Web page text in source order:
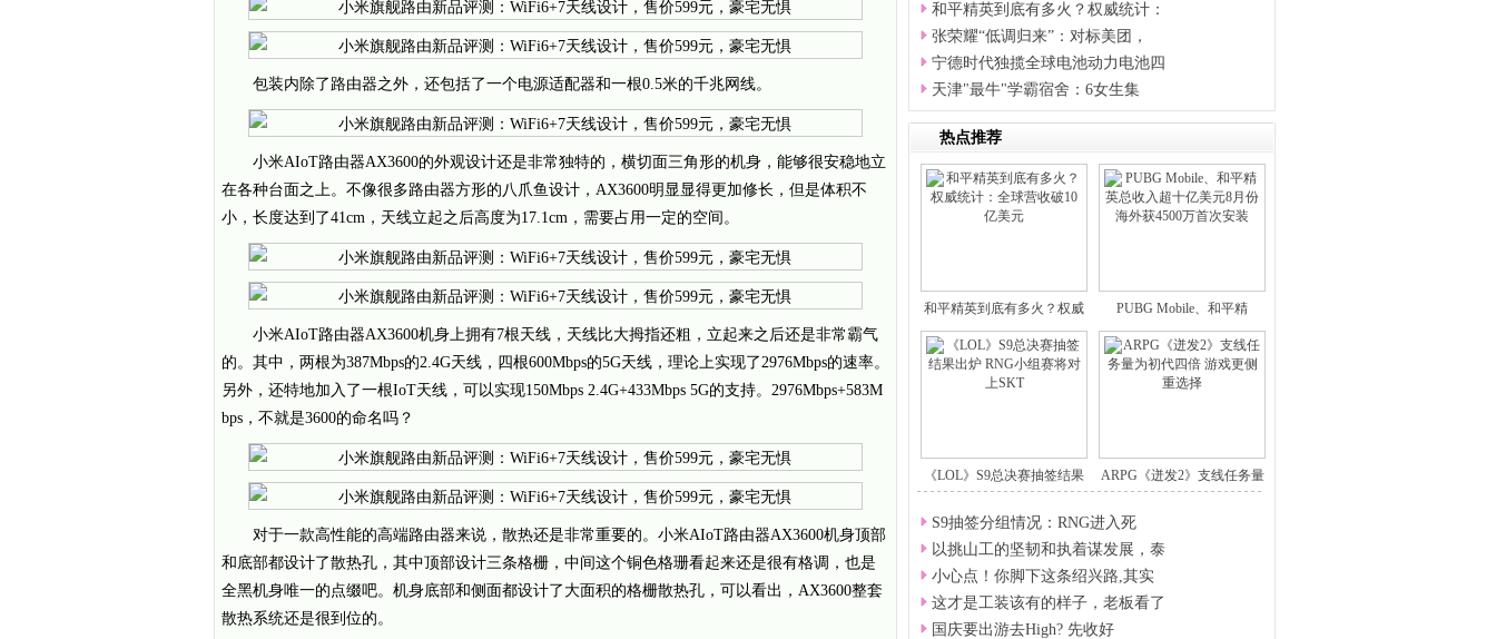
包装内除了路由器之外，还包括了一个电源适配器和一根0.5米的千兆网线。
小米AIoT路由器AX3600的外观设计还是非常独特的，横切面三角形的机身，能够很安稳地立
在各种台面之上。不像很多路由器方形的八爪鱼设计，AX3600明显显得更加修长，但是体积不
小，长度达到了41cm，天线立起之后高度为17.1cm，需要占用一定的空间。
小米AIoT路由器AX3600机身上拥有7根天线，天线比大拇指还粗，立起来之后还是非常霸气
的。其中，两根为387Mbps的2.4G天线，四根600Mbps的5G天线，理论上实现了2976Mbps的速率。
另外，还特地加入了一根IoT天线，可以实现150Mbps 2.4G+433Mbps 5G的支持。2976Mbps+583M
bps，不就是3600的命名吗？
对于一款高性能的高端路由器来说，散热还是非常重要的。小米AIoT路由器AX3600机身顶部
和底部都设计了散热孔，其中顶部设计三条格栅，中间这个铜色格珊看起来还是很有格调，也是
全黑机身唯一的点缀吧。机身底部和侧面都设计了大面积的格栅散热孔，可以看出，AX3600整套
散热系统还是很到位的。
和平精英到底有多火？权威统计：
张荣耀“低调归来”：对标美团，
宁德时代独揽全球电池动力电池四
天津"最牛"学霸宿舍：6女生集
热点推荐
和平精英到底有多火？权威
统计：
PUBG Mobile、和平精
《LOL》S9总决赛抽签结果
ARPG《迸发2》支线任务量
S9抽签分组情况：RNG进入死
以挑山工的坚韧和执着谋发展，泰
小心点！你脚下这条绍兴路,其实
这才是工装该有的样子，老板看了
国庆要出游去High? 先收好